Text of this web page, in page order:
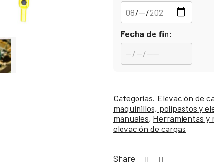
Fecha de fin:
Categorías: Elevación de
maquinillos, polipastos y
manuales, Herramientas y
elevación de cargas
Share